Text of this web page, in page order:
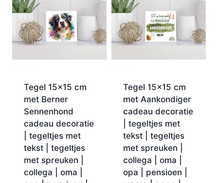
Tegel 15×15 cm
met Berner
Sennenhond
cadeau decoratie
| tegeltjes met
tekst | tegeltjes
met spreuken |
collega | oma |
Tegel 15×15 cm
met Aankondiger
cadeau decoratie
| tegeltjes met
tekst | tegeltjes
met spreuken |
collega | oma |
opa | pensioen |